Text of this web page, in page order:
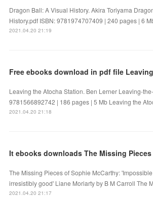
Dragon Ball: A Visual History. Akira Toriyama
History.pdf ISBN: 9781974707409 | 240 pages | 6
2021.04.20 21:19
Leaving the Atocha Station. Ben Lerner Leaving-
9781566892742 | 186 pages | 5 Mb Leaving the
2021.04.20 21:18
It ebooks downloads The Missing
The Missing Pieces of Sophie McCarthy:
irresistibly good' Liane Moriarty by B M Carroll The
2021.04.20 21:17